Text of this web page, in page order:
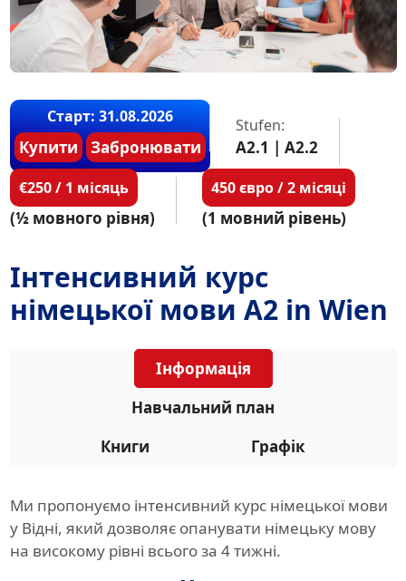
Старт: 31.08.2026
Купити Забронювати
Stufen:
A2.1 | A2.2
€250 / 1 місяць
(½ мовного рівня)
450 євро / 2 місяці
(1 мовний рівень)
Інтенсивний курс
німецької мови A2 in Wien
Інформація
Навчальний план
Книги
Графік
Ми пропонуємо інтенсивний курс німецької мови
у Відні, який дозволяє опанувати німецьку мову
на високому рівні всього за 4 тижні.